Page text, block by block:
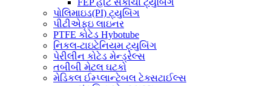
FEP હીટ સંકોચો ટ્યુબિંગ
પોલિમાઇડ(PI) ટ્યુબિંગ
પીટીએફઇ લાઇનર
PTFE કોટેડ Hybotube
નિકલ-ટાઇટેનિયમ ટ્યુબિંગ
પેરીલીન કોટેડ મેન્ડ્રેલ્સ
તબીબી મેટલ ઘટકો
મેડિકલ ઈમ્પ્લાન્ટેબલ ટેક્સટાઈલ્સ